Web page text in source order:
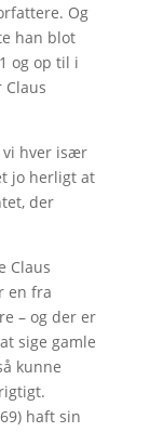
Og
han blot
og op til i
vi hver især
jo herligt at
der
Claus
en fra
– og der er
sige gamle
kunne
haft sin